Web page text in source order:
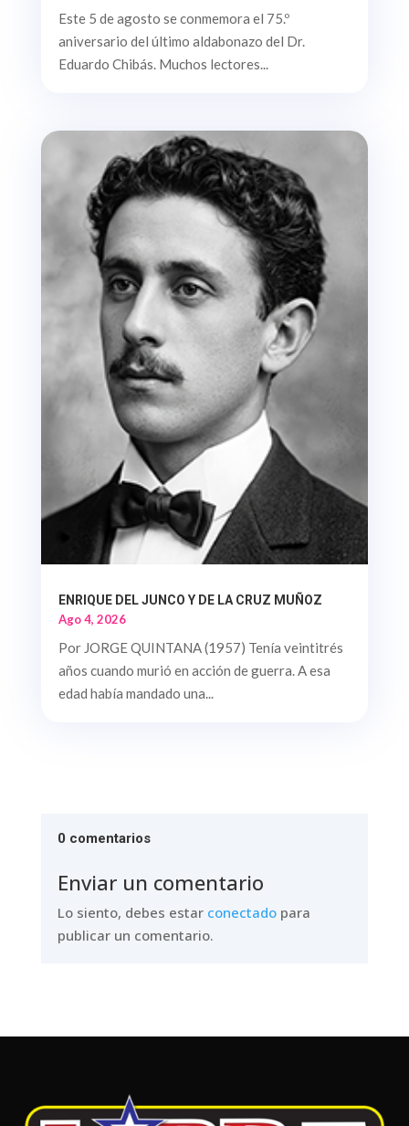
Este 5 de agosto se conmemora el 75.º
aniversario del último aldabonazo del Dr.
Eduardo Chibás. Muchos lectores...
ENRIQUE DEL JUNCO Y DE LA CRUZ MUÑOZ
Ago 4, 2026
Por JORGE QUINTANA (1957) Tenía veintitrés
años cuando murió en acción de guerra. A esa
edad había mandado una...
0 comentarios
Enviar un comentario
Lo siento, debes estar conectadopara
publicar un comentario.